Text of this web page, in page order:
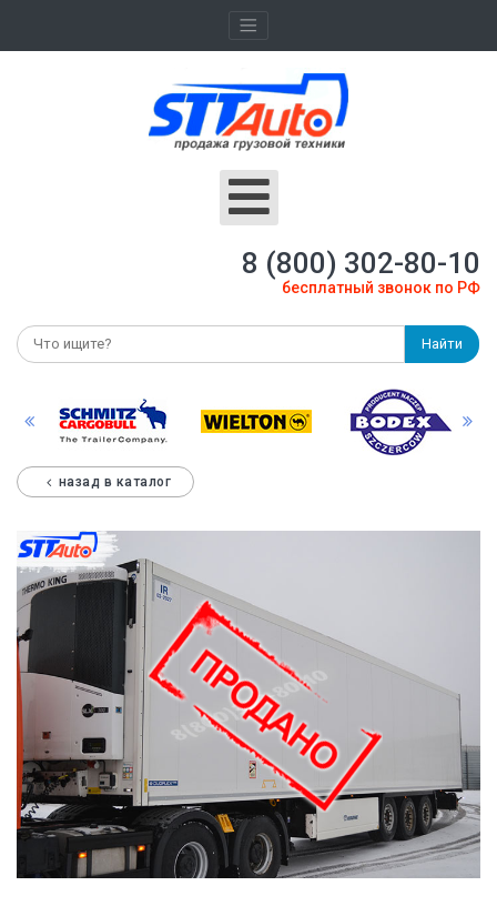
8 (800) 302-80-10
бесплатный звонок по РФ
Найти
назад в каталог